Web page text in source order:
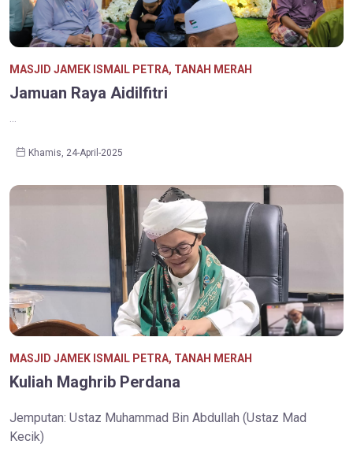
MASJID JAMEK ISMAIL PETRA, TANAH MERAH
Jamuan Raya Aidilfitri
Khamis, 24-April-2025
MASJID JAMEK ISMAIL PETRA, TANAH MERAH
Kuliah Maghrib Perdana
Jemputan: Ustaz Muhammad Bin Abdullah (Ustaz Mad
Kecik)